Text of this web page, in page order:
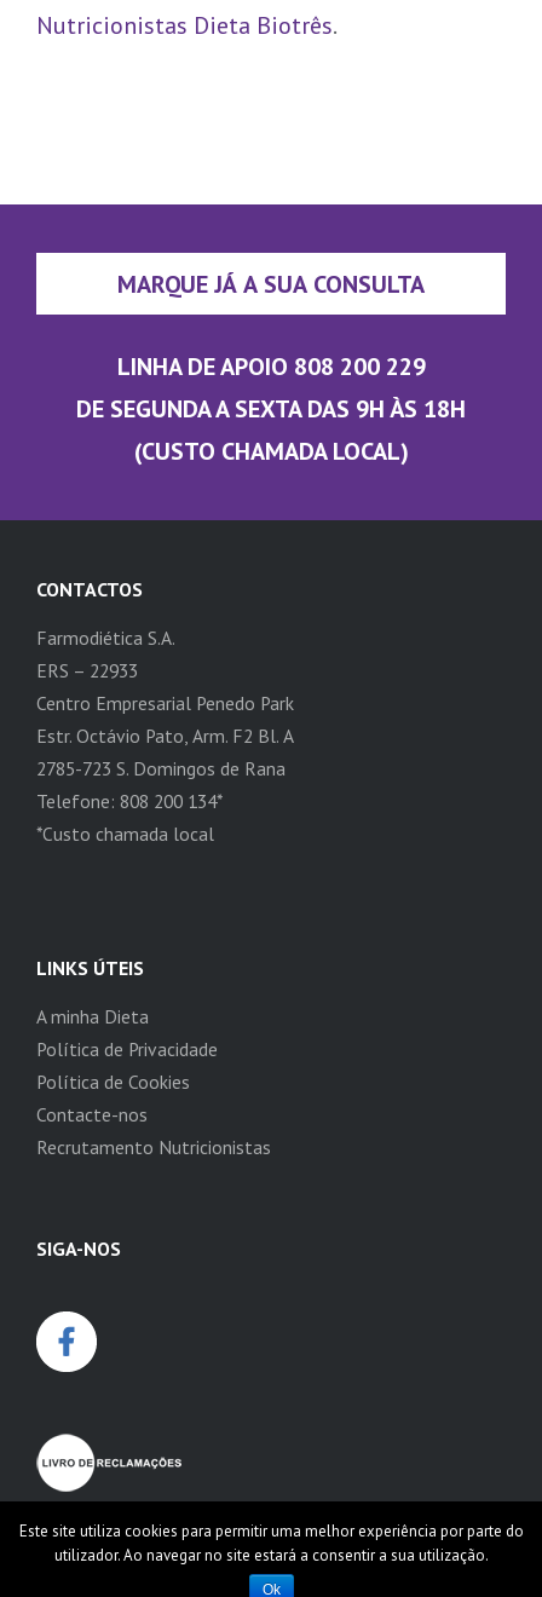
Nutricionistas Dieta Biotrês.
MARQUE JÁ A SUA CONSULTA
LINHA DE APOIO 808 200 229
DE SEGUNDA A SEXTA DAS 9H ÀS 18H
(CUSTO CHAMADA LOCAL)
CONTACTOS
Farmodiética S.A.
ERS – 22933
Centro Empresarial Penedo Park
Estr. Octávio Pato, Arm. F2 Bl. A
2785-723 S. Domingos de Rana
Telefone: 808 200 134*
*Custo chamada local
LINKS ÚTEIS
A minha Dieta
Política de Privacidade
Política de Cookies
Contacte-nos
Recrutamento Nutricionistas
SIGA-NOS
Este site utiliza cookies para permitir uma melhor experiência por parte do
utilizador. Ao navegar no site estará a consentir a sua utilização.
Ok